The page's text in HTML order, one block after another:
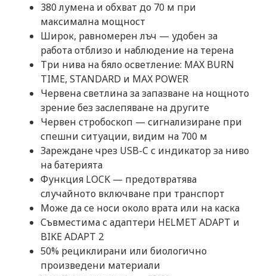
380 лумена и обхват до 70 м при
максимална мощност
Широк, равномерен лъч — удобен за
работа отблизо и наблюдение на терена
Три нива на бяло осветление: MAX BURN
TIME, STANDARD и MAX POWER
Червена светлина за запазване на нощното
зрение без заслепяване на другите
Червен стробоскоп — сигнализиране при
спешни ситуации, видим на 700 м
Зареждане чрез USB-C с индикатор за ниво
на батерията
Функция LOCK — предотвратява
случайното включване при транспорт
Може да се носи около врата или на каска
Съвместима с адаптери HELMET ADAPT и
BIKE ADAPT 2
50% рециклирани или биологично
произведени материали